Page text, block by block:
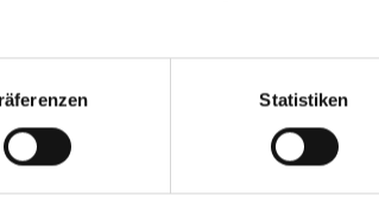
Statistiken
INDUSTRIES